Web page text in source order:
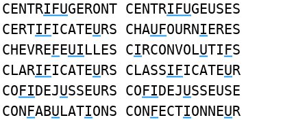
CENTRIFUGERONT CENTRIFUGEUSES
CERTIFICATEURS CHAUFOURNIERES
CHEVREFEUILLES CIRCONVOLUTIFS
CLARIFICATEURS CLASSIFICATEUR
COFIDEJUSSEURS COFIDEJUSSEUSE
CONFABULATIONS CONFECTIONNEUR